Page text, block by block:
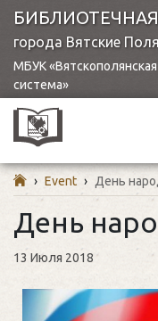
города Вятские
МБУК
система»
› Event › День
День
13 Июля 2018